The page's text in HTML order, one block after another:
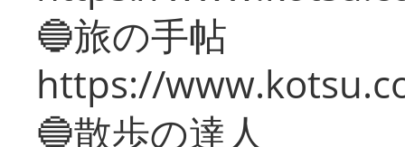
🔵旅の手帖
https://
🔵散歩の達人